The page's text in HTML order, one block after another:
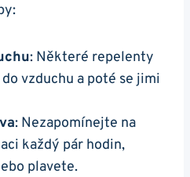
: Některé repelenty
vzduchu a poté se jimi
: Nezapomínejte na
každý pár hodin,
plavete.